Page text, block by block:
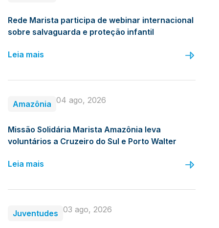
Rede Marista participa de webinar internacional
sobre salvaguarda e proteção infantil
Leia mais
Amazônia 04 ago, 2026
Missão Solidária Marista Amazônia leva
voluntários a Cruzeiro do Sul e Porto Walter
Leia mais
Juventudes 03 ago, 2026